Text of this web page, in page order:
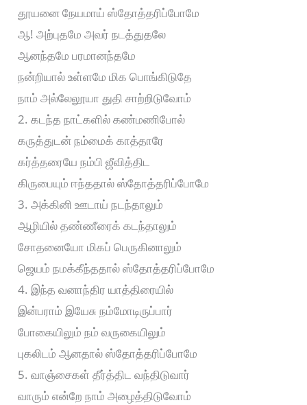
தூயனை நேயமாய் ஸ்தோத்தரிப்போமே
ஆ! அற்புதமே அவர் நடத்துதலே
ஆனந்தமே பரமானந்தமே
நன்றியால் உள்ளமே மிக பொங்கிடுதே
நாம் அல்லேலூயா துதி சாற்றிடுவோம்
2. கடந்த நாட்களில் கண்மணிபோல்
கருத்துடன் நம்மைக் காத்தாரே
கர்த்தரையே நம்பி ஜீவித்திட
கிருபையும் ஈந்ததால் ஸ்தோத்தரிப்போமே
3. அக்கினி ஊடாய் நடந்தாலும்
ஆழியில் தண்ணீரைக் கடந்தாலும்
சோதனையோ மிகப் பெருகினாலும்
ஜெயம் நமக்கீந்ததால் ஸ்தோத்தரிப்போமே
4. இந்த வனாந்திர யாத்திரையில்
இன்பராம் இயேசு நம்மோடிருப்பார்
போகையிலும் நம் வருகையிலும்
புகலிடம் ஆனதால் ஸ்தோத்தரிப்போமே
5. வாஞ்சைகள் தீர்த்திட வந்திடுவார்
வாரும் என்றே நாம் அழைத்திடுவோம்